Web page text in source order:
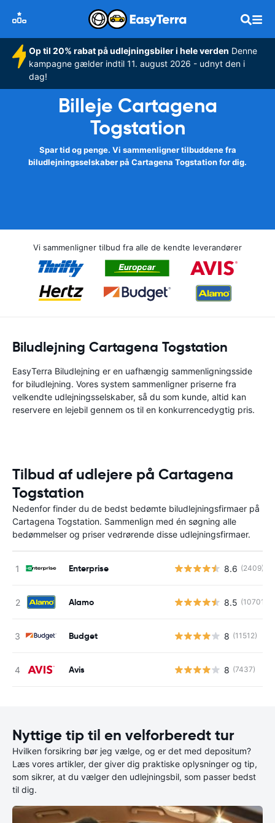
Op til 20% rabat på udlejningsbiler i hele verden Denne
kampagne gælder indtil 11. august 2026 - udnyt den i
dag!
Billeje Cartagena
Togstation
Spar tid og penge. Vi sammenligner tilbuddene fra
biludlejningsselskaber på Cartagena Togstation for dig.
Vi sammenligner tilbud fra alle de kendte leverandører
Biludlejning Cartagena Togstation
EasyTerra Biludlejning er en uafhængig sammenligningsside
for biludlejning. Vores system sammenligner priserne fra
velkendte udlejningsselskaber, så du som kunde, altid kan
reservere en lejebil gennem os til en konkurrencedygtig pris.
Tilbud af udlejere på Cartagena
Togstation
Nedenfor finder du de bedst bedømte biludlejningsfirmaer på
Cartagena Togstation. Sammenlign med én søgning alle
bedømmelser og priser vedrørende disse udlejningsfirmaer.
Enterprise 8.6 (2409)
Alamo 8.5 (10701)
Budget 8 (11512)
Avis 8 (7437)
Nyttige tip til en velforberedt tur
Hvilken forsikring bør jeg vælge, og er det med depositum?
Læs vores artikler, der giver dig praktiske oplysninger og tip,
som sikrer, at du vælger den udlejningsbil, som passer bedst
til dig.